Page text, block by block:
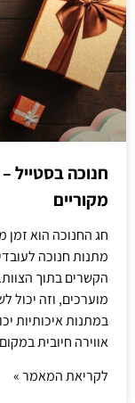
חנוכה בסטייל
מקוריים
חג החנוכה הוא
מתנות חנוכה
הקשרים בתוך
מוערכים, וזה
במתנות איכותיות
אווירה חיובית
לקריאת המאמר »